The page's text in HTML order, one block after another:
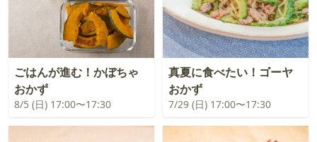
ごはんが進む！かぼちゃ
おかず
8/5 (日) 17:00〜17:30
真夏に食べたい！ゴーヤ
おかず
7/29 (日) 17:00〜17:30